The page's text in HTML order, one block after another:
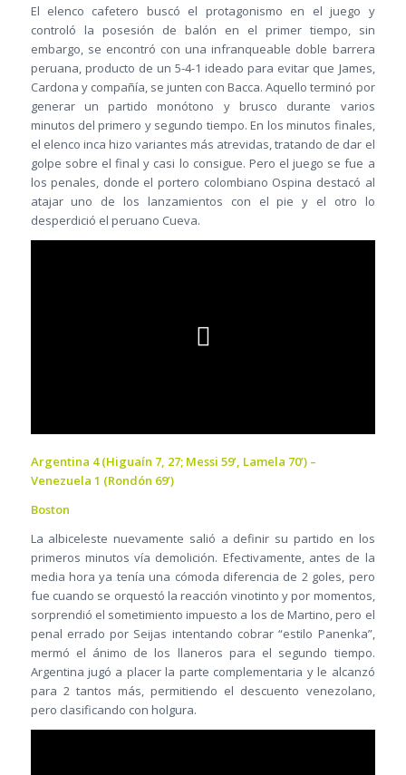
El elenco cafetero buscó el protagonismo en el juego y
controló la posesión de balón en el primer tiempo, sin
embargo, se encontró con una infranqueable doble barrera
peruana, producto de un 5-4-1 ideado para evitar que James,
Cardona y compañía, se junten con Bacca. Aquello terminó por
generar un partido monótono y brusco durante varios
minutos del primero y segundo tiempo. En los minutos finales,
el elenco inca hizo variantes más atrevidas, tratando de dar el
golpe sobre el final y casi lo consigue. Pero el juego se fue a
los penales, donde el portero colombiano Ospina destacó al
atajar uno de los lanzamientos con el pie y el otro lo
desperdició el peruano Cueva.
Argentina 4 (Higuaín 7, 27; Messi 59’, Lamela 70’) –
Venezuela 1 (Rondón 69’)
Boston
La albiceleste nuevamente salió a definir su partido en los
primeros minutos vía demolición. Efectivamente, antes de la
media hora ya tenía una cómoda diferencia de 2 goles, pero
fue cuando se orquestó la reacción vinotinto y por momentos,
sorprendió el sometimiento impuesto a los de Martino, pero el
penal errado por Seijas intentando cobrar “estilo Panenka”,
mermó el ánimo de los llaneros para el segundo tiempo.
Argentina jugó a placer la parte complementaria y le alcanzó
para 2 tantos más, permitiendo el descuento venezolano,
pero clasificando con holgura.